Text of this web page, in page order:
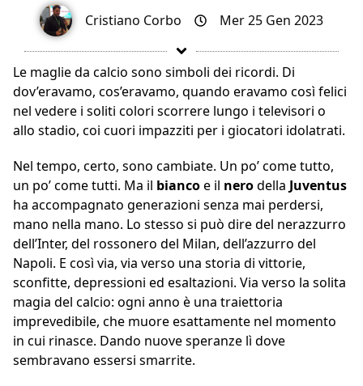
Cristiano Corbo Mer 25 Gen 2023
Le maglie da calcio sono simboli dei ricordi. Di
dov’eravamo, cos’eravamo, quando eravamo così felici
nel vedere i soliti colori scorrere lungo i televisori o
allo stadio, coi cuori impazziti per i giocatori idolatrati.
Nel tempo, certo, sono cambiate. Un po’ come tutto,
un po’ come tutti. Ma il biancoe il nerodella Juventus
ha accompagnato generazioni senza mai perdersi,
mano nella mano. Lo stesso si può dire del nerazzurro
dell’Inter, del rossonero del Milan, dell’azzurro del
Napoli. E così via, via verso una storia di vittorie,
sconfitte, depressioni ed esaltazioni. Via verso la solita
magia del calcio: ogni anno è una traiettoria
imprevedibile, che muore esattamente nel momento
in cui rinasce. Dando nuove speranze lì dove
sembravano essersi smarrite.